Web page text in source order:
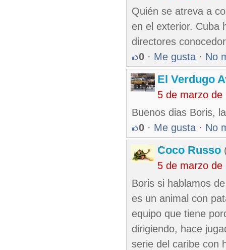
Quién se atreva a
en el exterior. Cuba
directores
0 · Me gusta · No
El Verdugo
5 de marzo de
Buenos dias Boris,
0 · Me gusta · No
Coco Russo
5 de marzo de
Boris si hablamos
es un animal con
equipo que tiene
dirigiendo, hace
serie del caribe con